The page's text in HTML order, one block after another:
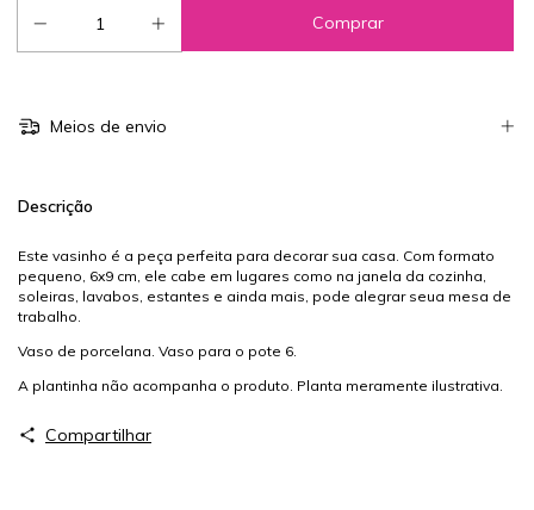
Meios de envio
Descrição
Este vasinho é a peça perfeita para decorar sua casa. Com formato
pequeno, 6x9 cm, ele cabe em lugares como na janela da cozinha,
soleiras, lavabos, estantes e ainda mais, pode alegrar seua mesa de
trabalho.
Vaso de porcelana. Vaso para o pote 6.
A plantinha não acompanha o produto. Planta meramente ilustrativa.
Compartilhar